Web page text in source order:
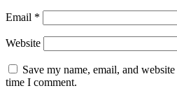
Email *
Website
Save my name, email, and
time I comment.